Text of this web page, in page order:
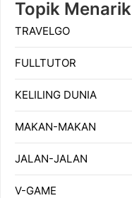
Topik Menarik
TRAVELGO
FULLTUTOR
KELILING DUNIA
MAKAN-MAKAN
JALAN-JALAN
V-GAME